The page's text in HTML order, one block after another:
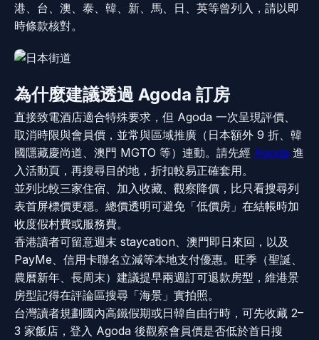
港、台、澳、泰、韓、新、馬、日、英等曾列入，請以即
時條款核對。
為什麼建議透過 Agoda 訂房
直接致電酒店適合特殊要求，但 Agoda 一次呈現評價、
取消時限與會員價，並常與區域推廣（日本額外 9 折、韓
國隱藏慶尚道、澳門 MGTO 等）連動。請先經 Agoda 進
入活動頁，再搜尋目的地，折扣較易正確套用。
並列比較三家住宿、加入收藏、觀察降價，比只看搜尋列
表首屏標價更穩。總價透明可避免「低價房」在結帳時加
收度假村費或服務費。
香港讀者可留意週末 staycation、澳門即日來回，以及
PayMe、信用卡聯名立減等本地支付優惠。旺季（聖誕、
農曆新年、長周末）建議提早兩週訂可退款房型，維港景
房型記得在評論區搜尋「海景」實拍照。
台灣讀者規劃國內高鐵假期或日韓自由行時，可先收藏 2–
3 家飯店，登入 Agoda 後觀察會員價是否低於首日搜